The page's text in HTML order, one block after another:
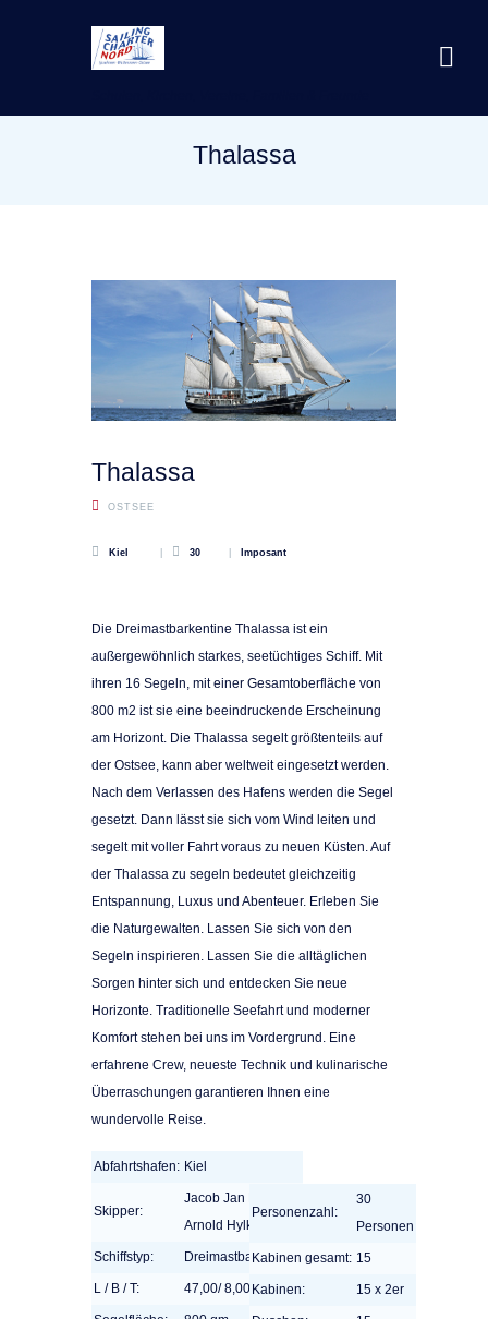
Thalassa
Thalassa
OSTSEE
Kiel 30 Imposant
Die Dreimastbarkentine Thalassa ist ein
außergewöhnlich starkes, seetüchtiges Schiff. Mit
ihren 16 Segeln, mit einer Gesamtoberfläche von
800 m2 ist sie eine beeindruckende Erscheinung
am Horizont. Die Thalassa segelt größtenteils auf
der Ostsee, kann aber weltweit eingesetzt werden.
Nach dem Verlassen des Hafens werden die Segel
gesetzt. Dann lässt sie sich vom Wind leiten und
segelt mit voller Fahrt voraus zu neuen Küsten. Auf
der Thalassa zu segeln bedeutet gleichzeitig
Entspannung, Luxus und Abenteuer. Erleben Sie
die Naturgewalten. Lassen Sie sich von den
Segeln inspirieren. Lassen Sie die alltäglichen
Sorgen hinter sich und entdecken Sie neue
Horizonte. Traditionelle Seefahrt und moderner
Komfort stehen bei uns im Vordergrund. Eine
erfahrene Crew, neueste Technik und kulinarische
Überraschungen garantieren Ihnen eine
wundervolle Reise.
Abfahrtshafen: Kiel
Skipper:
Jacob Jan Dam,
Arnold Hylkema
Schiffstyp: Dreimastbarkentine
L / B / T: 47,00/ 8,00 / 3,90m
Personenzahl:
30
Personen
Kabinen gesamt: 15
Kabinen: 15 x 2er